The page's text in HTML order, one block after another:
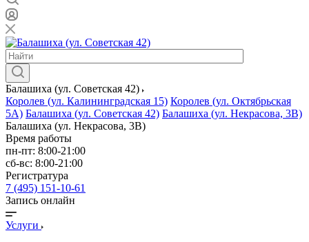
Балашиха (ул. Советская 42)
Королев (ул. Калининградская 15) Королев (ул. Октябрьская
5А) Балашиха (ул. Советская 42) Балашиха (ул. Некрасова, 3В)
Балашиха (ул. Некрасова, 3В)
Время работы
пн-пт: 8:00-21:00
сб-вс: 8:00-21:00
Регистратура
7 (495) 151-10-61
Запись онлайн
Услуги